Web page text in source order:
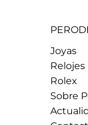
Joyas
Relojes
Rolex
Sobre